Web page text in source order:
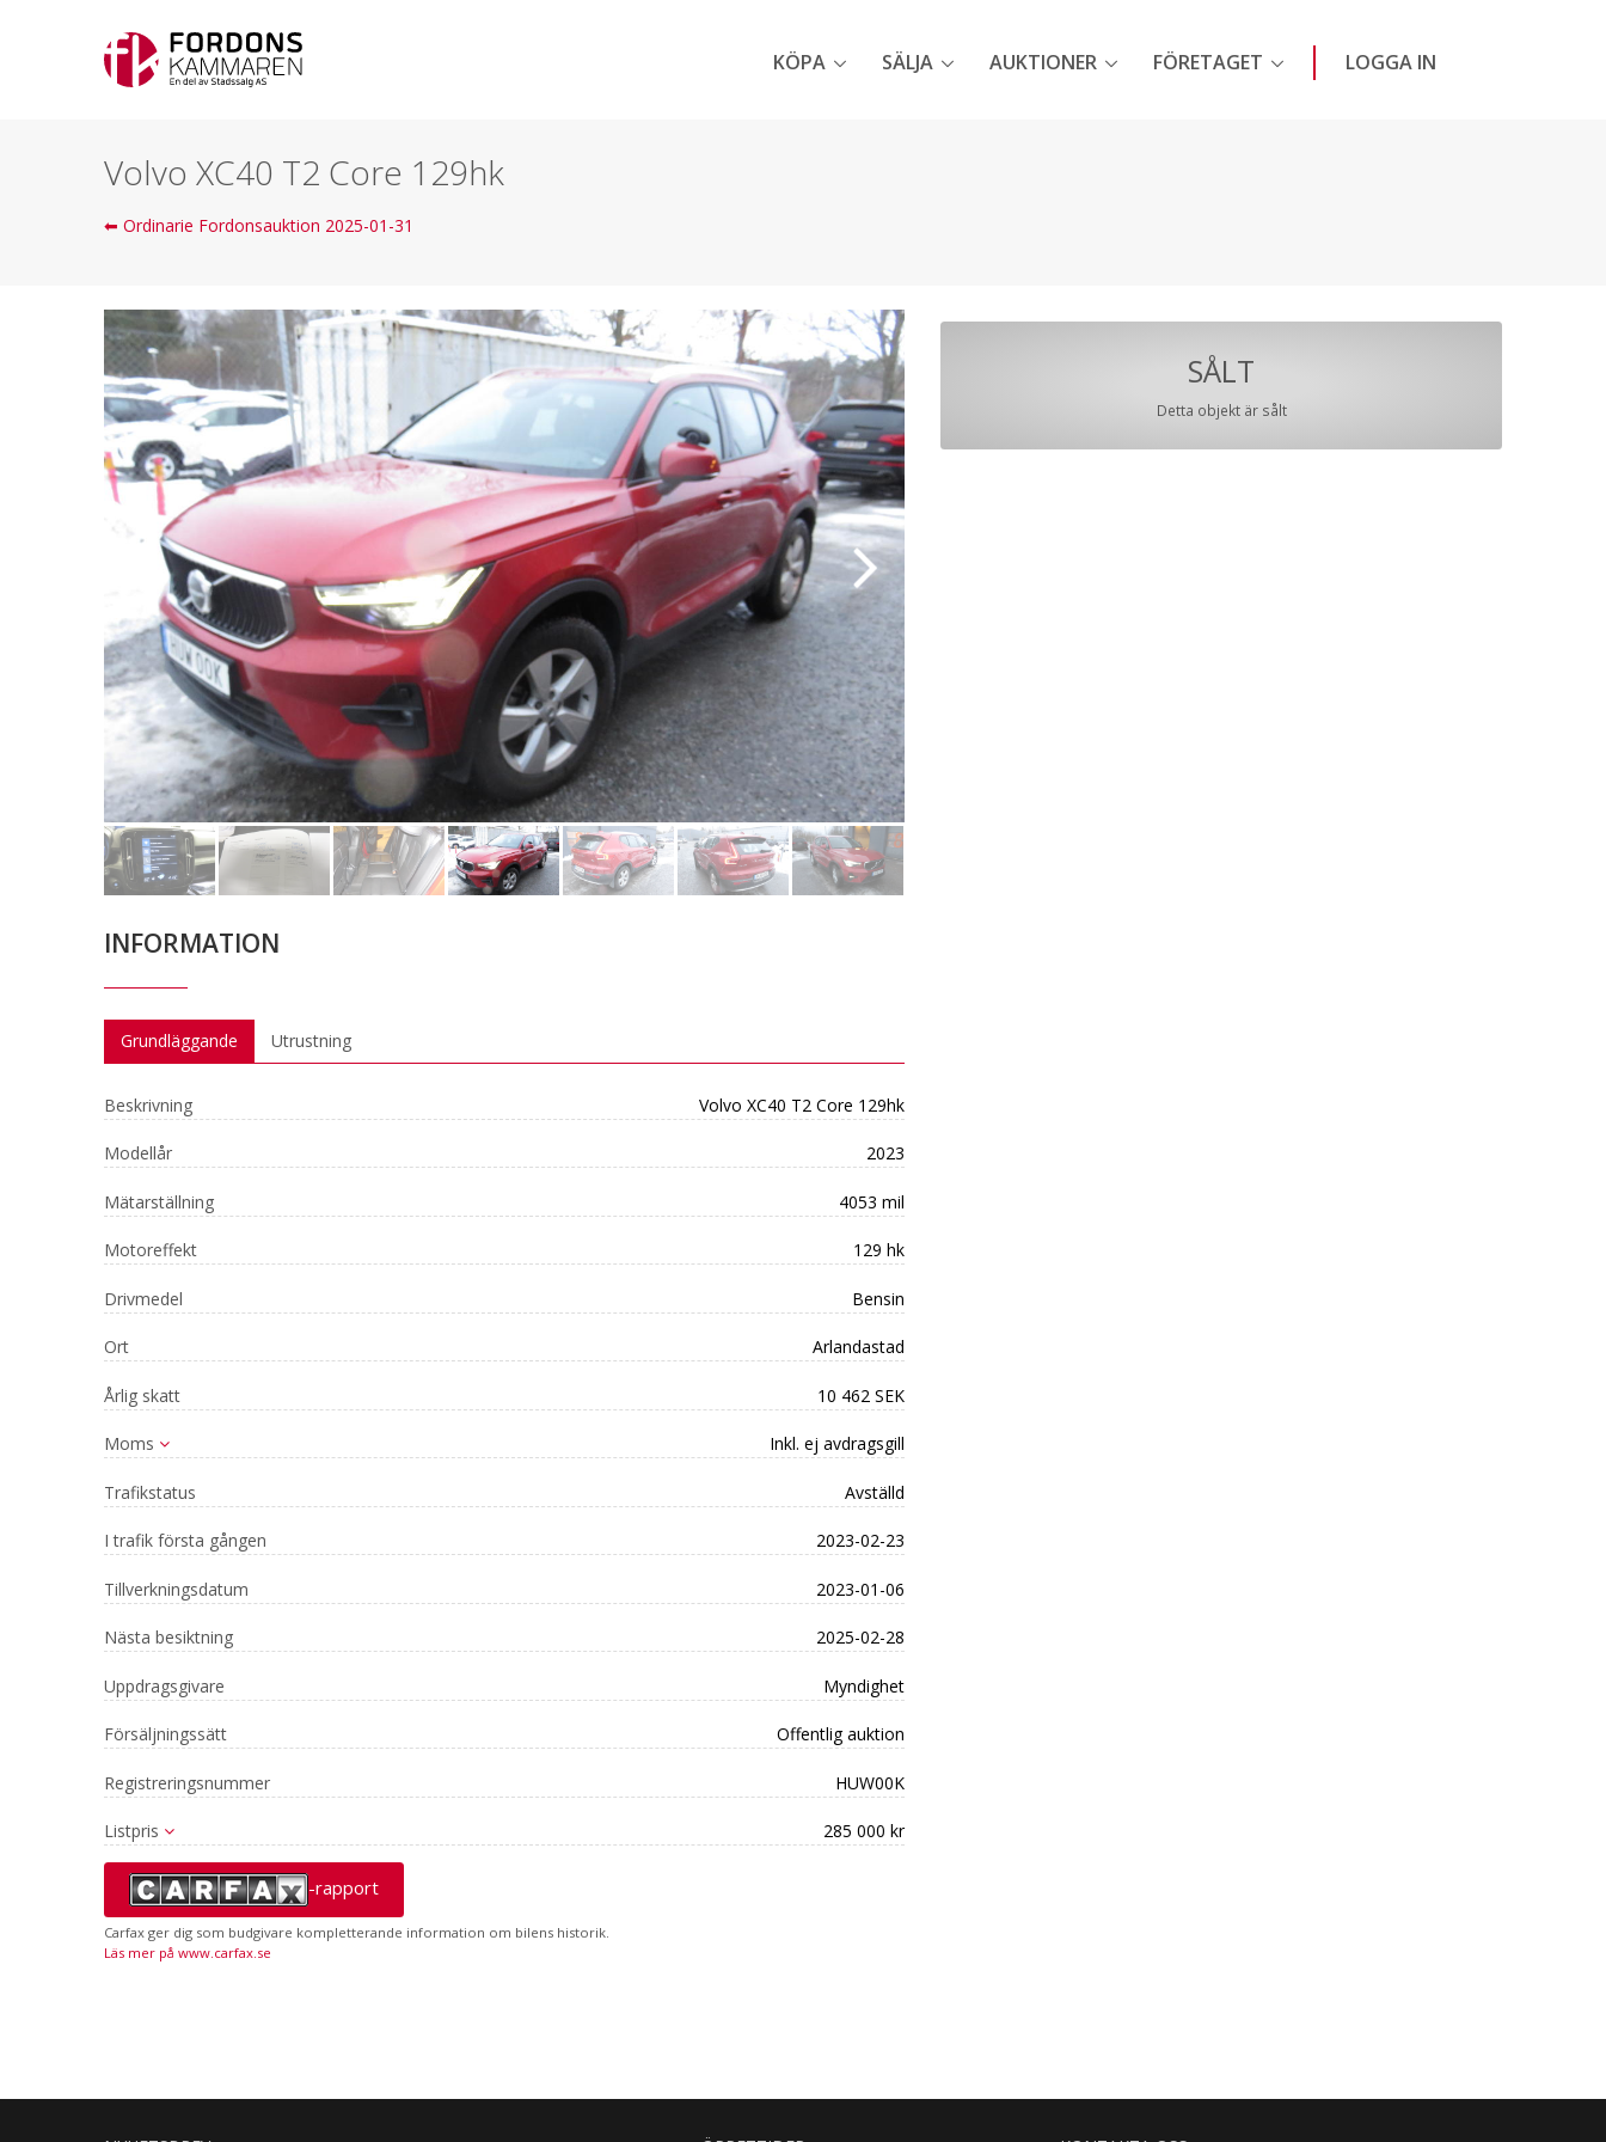
KÖPA SÄLJA AUKTIONER FÖRETAGET LOGGA IN
Volvo XC40 T2 Core 129hk
⬅ Ordinarie Fordonsauktion 2025-01-31
INFORMATION
Grundläggande Utrustning
Beskrivning Volvo XC40 T2 Core 129hk
Modellår 2023
Mätarställning 4053 mil
Motoreffekt 129 hk
Drivmedel Bensin
Ort Arlandastad
Årlig skatt 10 462 SEK
Moms Inkl. ej avdragsgill
Trafikstatus Avställd
I trafik första gången 2023-02-23
Tillverkningsdatum 2023-01-06
Nästa besiktning 2025-02-28
Uppdragsgivare Myndighet
Försäljningssätt Offentlig auktion
Registreringsnummer HUW00K
Listpris 285 000 kr
-rapport
Carfax ger dig som budgivare kompletterande information om bilens historik.
Läs mer på www.carfax.se
SÅLT
Detta objekt är sålt